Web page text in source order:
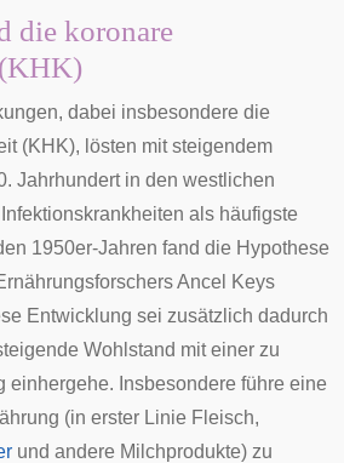
die koronare
dabei insbesondere die
(KHK), lösten mit steigendem
Jahrhundert in den westlichen
als häufigste
1950er-Jahren fand die Hypothese
Ancel Keys
Entwicklung sei zusätzlich dadurch
Wohlstand mit einer zu
einhergehe. Insbesondere führe eine
(in erster Linie Fleisch,
und andere Milchprodukte) zu